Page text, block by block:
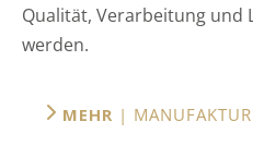
Qualität, Verarbeitung und
werden.
MEHR | MANUFAKTUR